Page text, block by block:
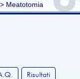
> Meatotomia
Risultati